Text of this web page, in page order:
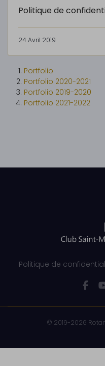
Politique de
24 Avril 2019
Portfolio
Portfolio 2020-2021
Portfolio 2019-2020
Portfolio 2021-2022
Politique de
© 2019-2026